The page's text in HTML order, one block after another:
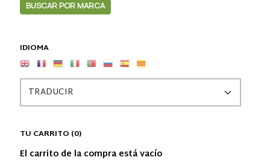
IDIOMA
TU CARRITO (0)
El carrito de la compra está vacío